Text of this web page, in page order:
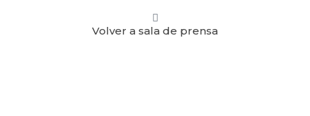
Volver a sala de prensa